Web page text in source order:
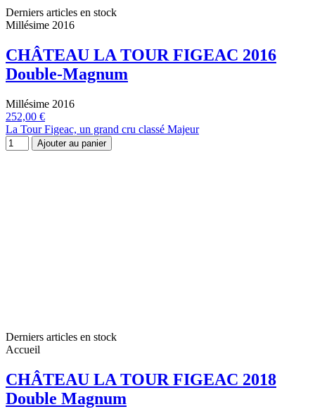
Derniers articles en stock
Millésime 2016
CHÂTEAU LA TOUR FIGEAC 2016
Double-Magnum
Millésime 2016
252,00 €
La Tour Figeac, un grand cru classé Majeur
Ajouter au panier
Derniers articles en stock
Accueil
CHÂTEAU LA TOUR FIGEAC 2018
Double Magnum